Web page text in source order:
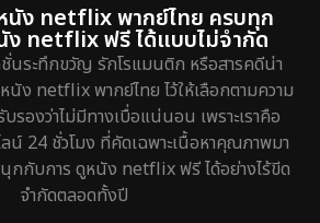
นัง netflix พากย์ไทย ครบทุก
netflix ฟรี ได้แบบไม่จำกัด
ชั่นระทึกขวัญ รักโรแมนติก หรือสารคดีน่า
นัง netflix พากย์ไทย ไว้ให้เลือกตามความ
รองว่าไม่มีทางเบื่อแน่นอน เพราะเราคือ
24 ชั่วโมง ที่คัดเฉพาะเนื้อหาคุณภาพมา
กกับการ ดูหนัง netflix ฟรี ได้อย่างไร้ขีด
จำกัดตลอดทั้งปี